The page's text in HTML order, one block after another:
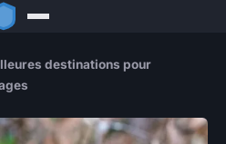
destinations pour